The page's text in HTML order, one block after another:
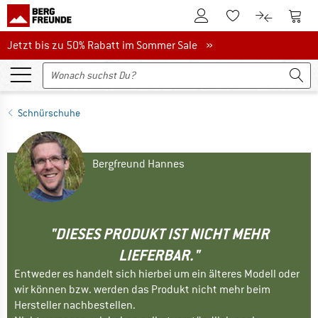
Zum KundenkontoZum Merkzettel.
Zum Zum
Jetzt bis zu 50% Rabatt im Sommer Sale
Jetzt bis zu 50% Rabatt im Sommer Sale »
Schnürschuhe
Bergfreund Hannes
"DIESES PRODUKT IST NICHT MEHR
LIEFERBAR."
Entweder es handelt sich hierbei um ein älteres Modell oder
wir können bzw. werden das Produkt nicht mehr beim
Hersteller nachbestellen.